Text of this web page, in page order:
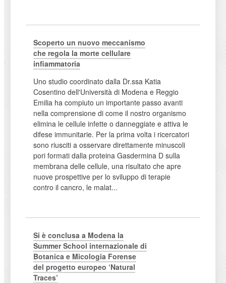
Scoperto un nuovo meccanismo
che regola la morte cellulare
infiammatoria
Uno studio coordinato dalla Dr.ssa Katia
Cosentino dell'Università di Modena e Reggio
Emilia ha compiuto un importante passo avanti
nella comprensione di come il nostro organismo
elimina le cellule infette o danneggiate e attiva le
difese immunitarie. Per la prima volta i ricercatori
sono riusciti a osservare direttamente minuscoli
pori formati dalla proteina Gasdermina D sulla
membrana delle cellule, una risultato che apre
nuove prospettive per lo sviluppo di terapie
contro il cancro, le malat...
Si è conclusa a Modena la
Summer School internazionale di
Botanica e Micologia Forense
del progetto europeo ‘Natural
Traces’